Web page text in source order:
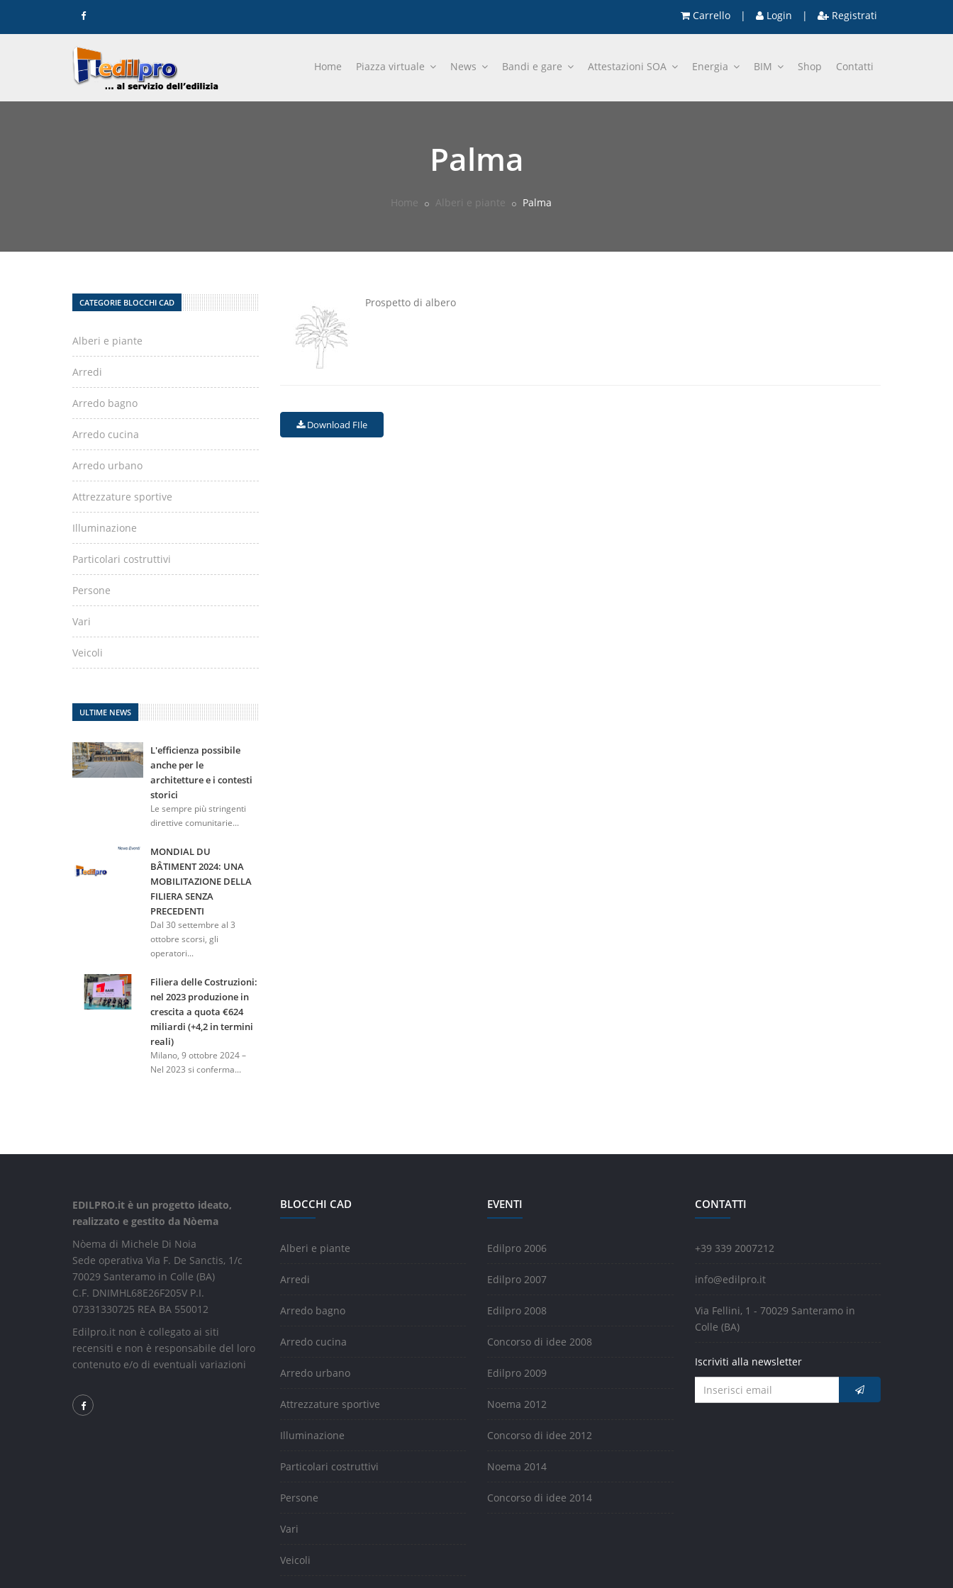
Carrello | Login | Registrati
Home Piazza virtuale News Bandi e gare Attestazioni SOA Energia BIM Shop Contatti
Palma
Home Alberi e piante Palma
Prospetto di albero
Download FIle
CATEGORIE BLOCCHI CAD
Alberi e piante
Arredi
Arredo bagno
Arredo cucina
Arredo urbano
Attrezzature sportive
Illuminazione
Particolari costruttivi
Persone
Vari
Veicoli
ULTIME NEWS
L'efficienza possibile
anche per le
architetture e i contesti
storici
Le sempre più stringenti
direttive comunitarie...
MONDIAL DU
BÂTIMENT 2024: UNA
MOBILITAZIONE DELLA
FILIERA SENZA
PRECEDENTI
Dal 30 settembre al 3
ottobre scorsi, gli
operatori...
Filiera delle Costruzioni:
nel 2023 produzione in
crescita a quota €624
miliardi (+4,2 in termini
reali)
Milano, 9 ottobre 2024 –
Nel 2023 si conferma...
EDILPRO.it è un progetto ideato,
realizzato e gestito da Nòema
Nòema di Michele Di Noia
Sede operativa Via F. De Sanctis, 1/c
70029 Santeramo in Colle (BA)
C.F. DNIMHL68E26F205V P.I.
07331330725 REA BA 550012
Edilpro.it non è collegato ai siti
recensiti e non è responsabile del loro
contenuto e/o di eventuali variazioni
BLOCCHI CAD
Alberi e piante
Arredi
Arredo bagno
Arredo cucina
Arredo urbano
Attrezzature sportive
Illuminazione
Particolari costruttivi
Persone
Vari
Veicoli
EVENTI
Edilpro 2006
Edilpro 2007
Edilpro 2008
Concorso di idee 2008
Edilpro 2009
Noema 2012
Concorso di idee 2012
Noema 2014
Concorso di idee 2014
CONTATTI
+39 339 2007212
info@edilpro.it
Via Fellini, 1 - 70029 Santeramo in
Colle (BA)
Iscriviti alla newsletter